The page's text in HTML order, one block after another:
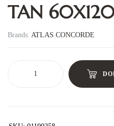
TAN
Brands: ATLAS CONCORDE